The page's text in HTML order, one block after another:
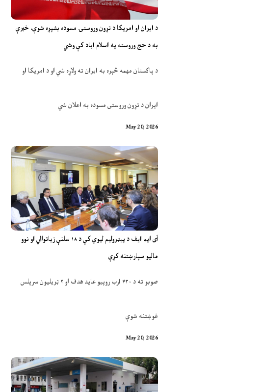
د ایران او امریکا د تړون وروستۍ مسوده بشپړه شوې، خبرې
به د حج وروسته په اسلام اباد کې وشي
د پاکستان مهمه څېره به ایران ته ولاړه شي او د امریکا او
ایران د تړون وروستی مسوده به اعلان شي
May 20, 2026
آی ایم ایف د پیټرولیم لیوي کې د ۱۸ سلنې زیاتوالي او نوو
مالیو سپارښتنه کړې
صوبو ته د ۴۳۰ ارب روپیو عاید هدف او ۲ ټریلیون سرپلس
غوښتنه شوې
May 20, 2026